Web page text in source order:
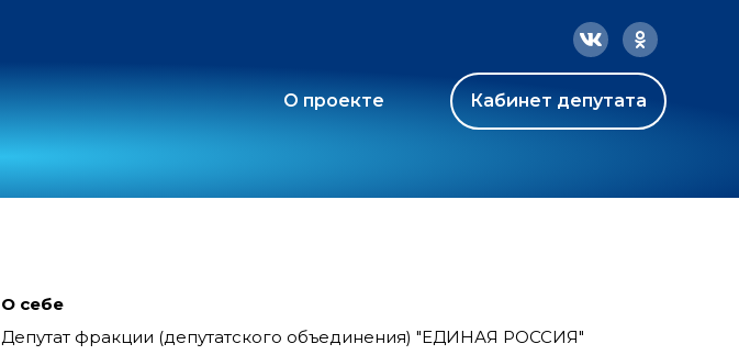
О проекте Кабинет депутата
О себе
Депутат фракции (депутатского объединения) "ЕДИНАЯ РОССИЯ"